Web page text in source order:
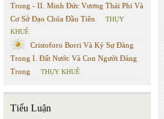
Trong - II. Minh Đức Vương Thái Phi Và
Cơ Sở Đạo Chúa Đầu Tiên
THỤY
KHUÊ
Cristoforo Borri Và Ký Sự Đàng
Trong I. Đất Nước Và Con Người Đàng
Trong
THỤY KHUÊ
Tiểu Luận